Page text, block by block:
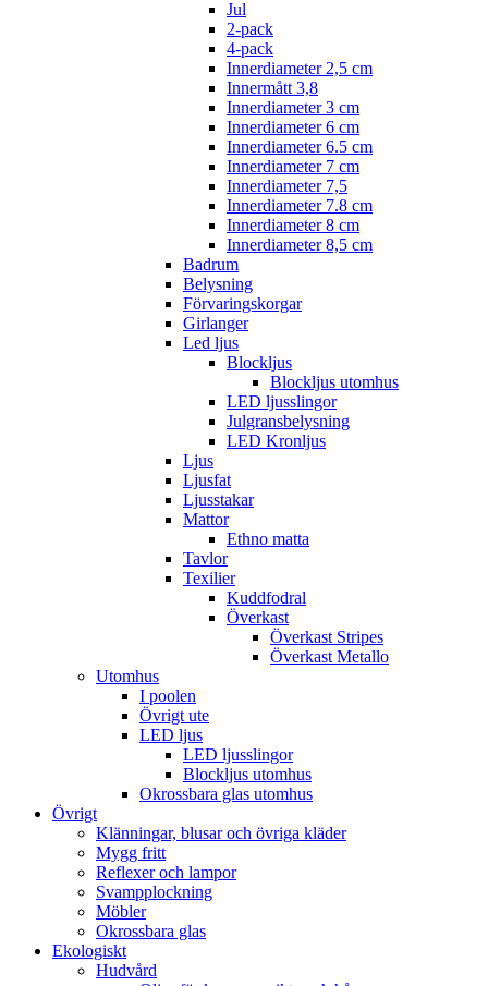
Jul
2-pack
4-pack
Innerdiameter 2,5 cm
Innermått 3,8
Innerdiameter 3 cm
Innerdiameter 6 cm
Innerdiameter 6.5 cm
Innerdiameter 7 cm
Innerdiameter 7,5
Innerdiameter 7.8 cm
Innerdiameter 8 cm
Innerdiameter 8,5 cm
Badrum
Belysning
Förvaringskorgar
Girlanger
Led ljus
Blockljus
Blockljus utomhus
LED ljusslingor
Julgransbelysning
LED Kronljus
Ljus
Ljusfat
Ljusstakar
Mattor
Ethno matta
Tavlor
Texilier
Kuddfodral
Överkast
Överkast Stripes
Överkast Metallo
Utomhus
I poolen
Övrigt ute
LED ljus
LED ljusslingor
Blockljus utomhus
Okrossbara glas utomhus
Övrigt
Klänningar, blusar och övriga kläder
Mygg fritt
Reflexer och lampor
Svampplockning
Möbler
Okrossbara glas
Ekologiskt
Hudvård